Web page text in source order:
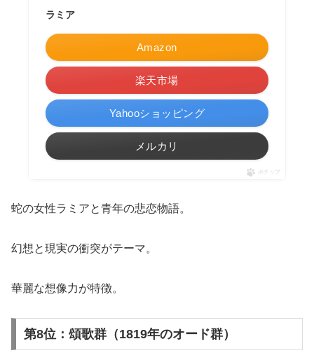
ラミア
Amazon
楽天市場
Yahooショッピング
メルカリ
ポチップ
蛇の女性ラミアと青年の悲恋物語。
幻想と現実の衝突がテーマ。
華麗な想像力が特徴。
第8位：頌歌群（1819年のオード群）